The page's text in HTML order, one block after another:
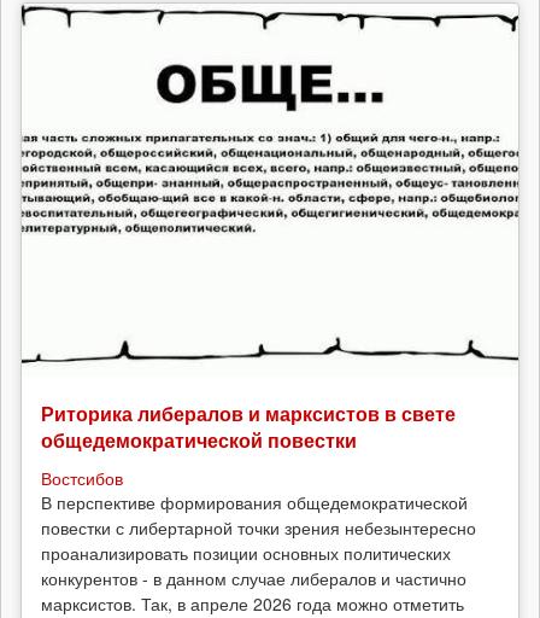
Риторика либералов и марксистов в свете
общедемократической повестки
Востсибов
В перспективе формирования общедемократической
повестки с либертарной точки зрения небезынтересно
проанализировать позиции основных политических
конкурентов - в данном случае либералов и частично
марксистов. Так, в апреле 2026 года можно отметить